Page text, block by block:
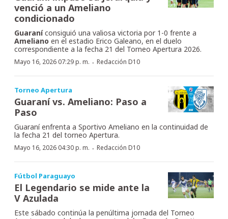
venció a un Ameliano
condicionado
Guaraníconsiguió una valiosa victoria por 1-0 frente a
Ameliano en el estadio Erico Galeano, en el duelo
correspondiente a la fecha 21 del Torneo Apertura 2026.
Mayo 16, 2026 07:29 p. m. · Redacción D10
Torneo Apertura
Guaraní vs. Ameliano: Paso a
Paso
Guaraní enfrenta a Sportivo Ameliano en la continuidad de
la fecha 21 del torneo Apertura.
Mayo 16, 2026 04:30 p. m. · Redacción D10
Fútbol Paraguayo
El Legendario se mide ante la
V Azulada
Este sábado continúa la penúltima jornada del Torneo